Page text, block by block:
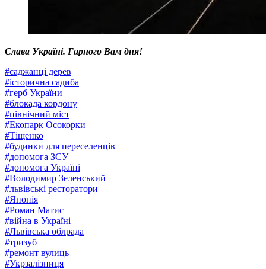
Слава Україні. Гарного Вам дня!
#саджанці дерев
#історична садиба
#герб України
#блокада кордону
#північний міст
#Екопарк Осокорки
#Тіщенко
#будинки для переселенців
#допомога ЗСУ
#допомога Україні
#Володимир Зеленський
#львівські ресторатори
#Японія
#Роман Матис
#війна в Україні
#Львівська облрада
#тризуб
#ремонт вулиць
#Укрзалізниця